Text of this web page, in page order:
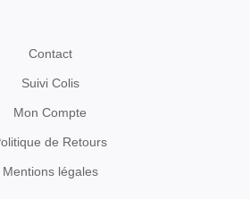
Contact
Suivi Colis
Mon Compte
de Retours
Mentions légales